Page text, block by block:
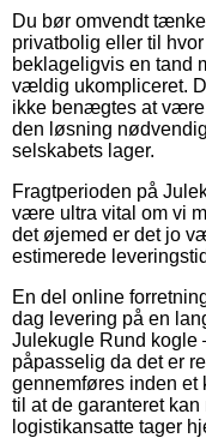
Du bør omvendt
privatbolig eller til
beklageligvis en tand
vældig ukompliceret.
ikke benægtes at være
den løsning
selskabets lager.
Fragtperioden på
være ultra vital om vi
det øjemed er det jo
estimerede
En del online
dag levering på en
Julekugle Rund kogle
påpasselig da det er
gennemføres inden et
til at de garanteret
logistikansatte tager